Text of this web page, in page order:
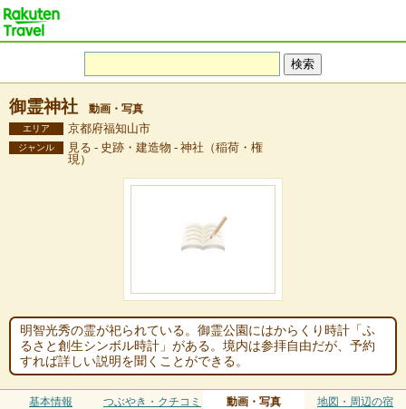
御霊神社 動画・写真
エリア 京都府福知山市
ジャンル
見る - 史跡・建造物 - 神社（稲荷・権
現）
明智光秀の霊が祀られている。御霊公園にはからくり時計「ふ
るさと創生シンボル時計」がある。境内は参拝自由だが、予約
すれば詳しい説明を聞くことができる。
基本情報 つぶやき・クチコミ 動画・写真 地図・周辺の宿